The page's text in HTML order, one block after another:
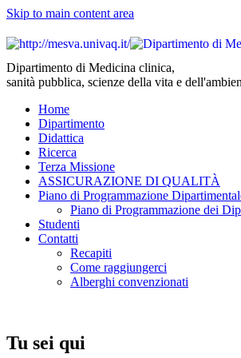
Skip to main content area
Dipartimento di Medicina clinica,
sanità pubblica, scienze della vita e
Home
Dipartimento
Didattica
Ricerca
Terza Missione
ASSICURAZIONE DI QUALITÀ
Piano di Programmazione
Piano di Programmazione dei
Studenti
Contatti
Recapiti
Come raggiungerci
Alberghi convenzionati
Tu sei qui